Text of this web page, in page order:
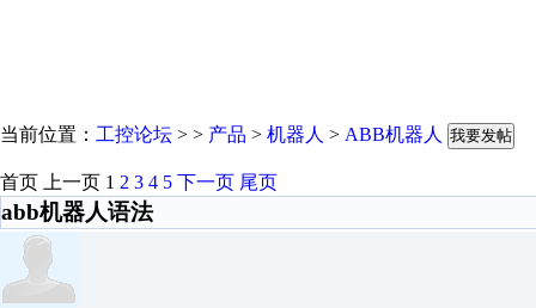
当前位置： 工控论坛 > > 产品 > 机器人 > ABB机器人 我要发帖
首页 上一页 1 2 3 4 5 下一页 尾页
abb机器人语法